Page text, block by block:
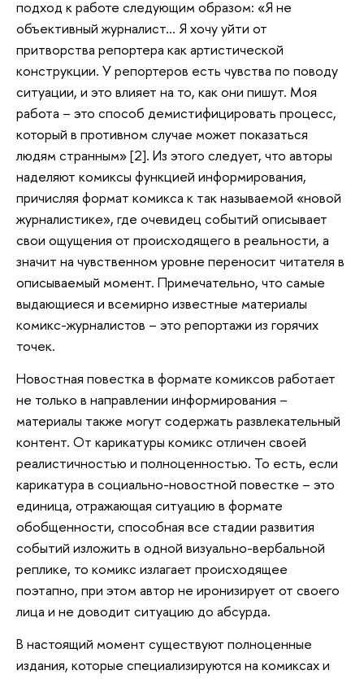
подход к работе следующим образом: «Я не
объективный журналист... Я хочу уйти от
притворства репортера как артистической
конструкции. У репортеров есть чувства по поводу
ситуации, и это влияет на то, как они пишут. Моя
работа – это способ демистифицировать процесс,
который в противном случае может показаться
людям странным» [2]. Из этого следует, что авторы
наделяют комиксы функцией информирования,
причисляя формат комикса к так называемой «новой
журналистике», где очевидец событий описывает
свои ощущения от происходящего в реальности, а
значит на чувственном уровне переносит читателя в
описываемый момент. Примечательно, что самые
выдающиеся и всемирно известные материалы
комикс-журналистов – это репортажи из горячих
точек.
Новостная повестка в формате комиксов работает
не только в направлении информирования –
материалы также могут содержать развлекательный
контент. От карикатуры комикс отличен своей
реалистичностью и полноценностью. То есть, если
карикатура в социально-новостной повестке – это
единица, отражающая ситуацию в формате
обобщенности, способная все стадии развития
событий изложить в одной визуально-вербальной
реплике, то комикс излагает происходящее
поэтапно, при этом автор не иронизирует от своего
лица и не доводит ситуацию до абсурда.
В настоящий момент существуют полноценные
издания, которые специализируются на комиксах и